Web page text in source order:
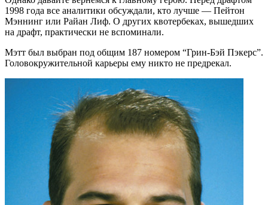
1998 года все аналитики обсуждали, кто лучше — Пейтон
Мэннинг или Райан Лиф. О других квотербеках, вышедших
на драфт, практически не вспоминали.
Мэтт был выбран под общим 187 номером “Грин-Бэй Пэкерс”.
Головокружительной карьеры ему никто не предрекал.